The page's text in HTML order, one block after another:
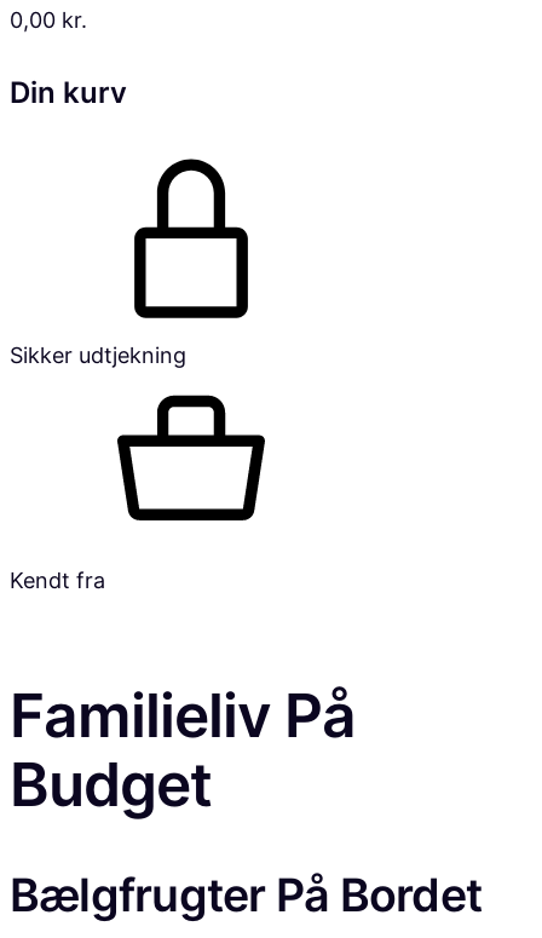
0,00 kr.
Din kurv
Sikker udtjekning
Kendt fra
Familieliv På
Budget
Bælgfrugter På Bordet